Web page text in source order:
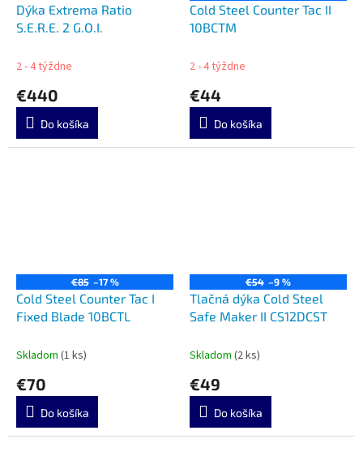
Dýka Extrema Ratio
S.E.R.E. 2 G.O.I.
2 - 4 týždne
€440
Do košíka
Cold Steel Counter Tac II
10BCTM
2 - 4 týždne
€44
Do košíka
€85 –17 %
Cold Steel Counter Tac I
Fixed Blade 10BCTL
Skladom (1 ks)
€70
Do košíka
€54 –9 %
Tlačná dýka Cold Steel
Safe Maker II CS12DCST
Skladom (2 ks)
€49
Do košíka